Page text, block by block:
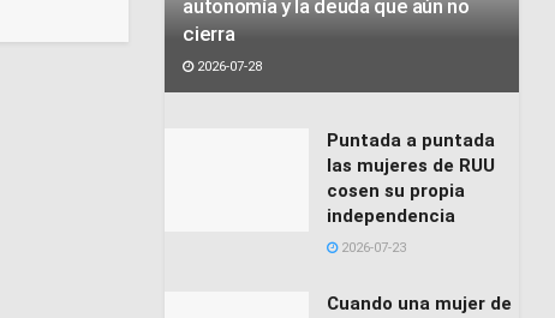
autonomía y la deuda que aún no
cierra
2026-07-28
Puntada a puntada
las mujeres de RUU
cosen su propia
independencia
2026-07-23
Cuando una mujer de